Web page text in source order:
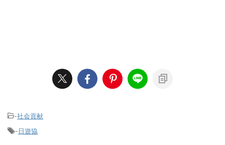
-社会貢献
-日遊協